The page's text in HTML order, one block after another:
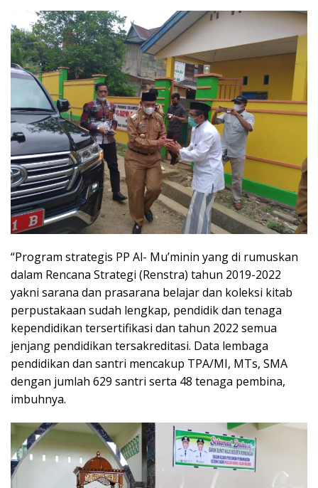
“Program strategis PP Al- Mu’minin yang di rumuskan
dalam Rencana Strategi (Renstra) tahun 2019-2022
yakni sarana dan prasarana belajar dan koleksi kitab
perpustakaan sudah lengkap, pendidik dan tenaga
kependidikan tersertifikasi dan tahun 2022 semua
jenjang pendidikan tersakreditasi. Data lembaga
pendidikan dan santri mencakup TPA/MI, MTs, SMA
dengan jumlah 629 santri serta 48 tenaga pembina,
imbuhnya.